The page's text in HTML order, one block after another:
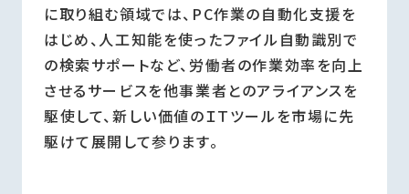
に取り組む領域では、PC作業の自動化支援を
はじめ、人工知能を使ったファイル自動識別で
の検索サポートなど、労働者の作業効率を向上
させるサービスを他事業者とのアライアンスを
駆使して、新しい価値のＩＴツールを市場に先
駆けて展開して参ります。